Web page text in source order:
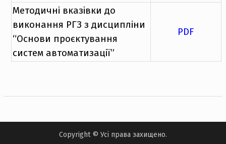
Методичні вказівки до
виконання РГЗ з дисципліни
“Основи проєктування
систем автоматизації”
PDF
Copyright © Усі права захищено.